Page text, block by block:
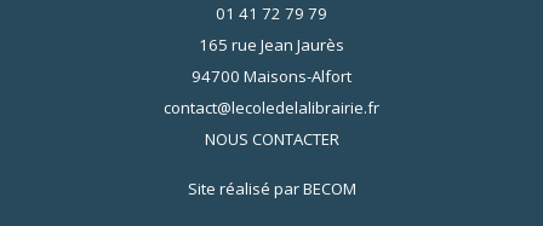
01 41 72 79 79
165 rue Jean Jaurès
94700 Maisons-Alfort
contact@lecoledelalibrairie.fr
NOUS CONTACTER
Site réalisé parBECOM